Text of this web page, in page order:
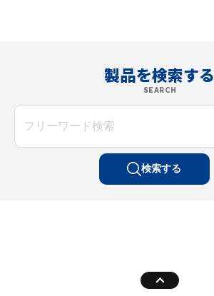
製品を検索する
SEARCH
検索する